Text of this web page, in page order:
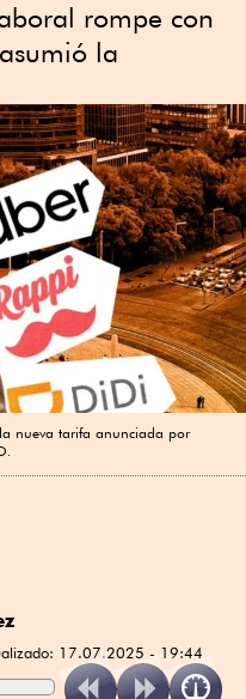
rompe con
la
nueva tarifa anunciada por
17.07.2025 - 19:44